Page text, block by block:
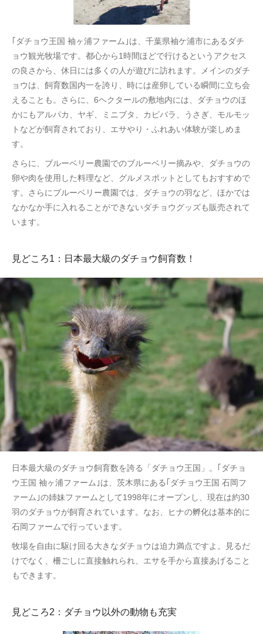
｢ダチョウ王国 袖ヶ浦ファーム｣は、千葉県袖ケ浦市にあるダチ
ョウ観光牧場です。都心から1時間ほどで行けるというアクセス
の良さから、休日には多くの人が遊びに訪れます。メインのダチ
ョウは、飼育数国内一を誇り、時には産卵している瞬間に立ち会
えることも。さらに、6ヘクタールの敷地内には、ダチョウのほ
かにもアルパカ、ヤギ、ミニブタ、カピバラ、うさぎ、モルモッ
トなどが飼育されており、エサやり・ふれあい体験が楽しめま
す。
さらに、ブルーベリー農園でのブルーベリー摘みや、ダチョウの
卵や肉を使用した料理など、グルメスポットとしてもおすすめで
す。さらにブルーベリー農園では、ダチョウの羽など、ほかでは
なかなか手に入れることができないダチョウグッズも販売されて
います。
見どころ1：日本最大級のダチョウ飼育数！
日本最大級のダチョウ飼育数を誇る「ダチョウ王国」。｢ダチョ
ウ王国 袖ヶ浦ファーム｣は、茨木県にある｢ダチョウ王国 石岡フ
ァーム｣の姉妹ファームとして1998年にオープンし、現在は約30
羽のダチョウが飼育されています。なお、ヒナの孵化は基本的に
石岡ファームで行っています。
牧場を自由に駆け回る大きなダチョウは迫力満点ですよ。見るだ
けでなく、柵ごしに直接触れられ、エサを手から直接あげること
もできます。
見どころ2：ダチョウ以外の動物も充実